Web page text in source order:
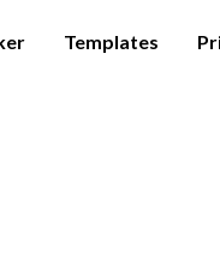
Templates